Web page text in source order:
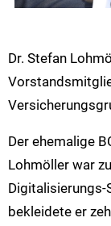
Dr. Stefan
Der ehemalige
Lohmöller war
Digitalisierungs-
bekleidete er